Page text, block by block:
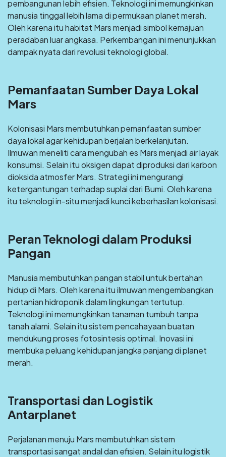
pembangunan lebih efisien. Teknologi ini memungkinkan
manusia tinggal lebih lama di permukaan planet merah.
Oleh karena itu habitat Mars menjadi simbol kemajuan
peradaban luar angkasa. Perkembangan ini menunjukkan
dampak nyata dari revolusi teknologi global.
Pemanfaatan Sumber Daya Lokal
Mars
Kolonisasi Mars membutuhkan pemanfaatan sumber
daya lokal agar kehidupan berjalan berkelanjutan.
Ilmuwan meneliti cara mengubah es Mars menjadi air layak
konsumsi. Selain itu oksigen dapat diproduksi dari karbon
dioksida atmosfer Mars. Strategi ini mengurangi
ketergantungan terhadap suplai dari Bumi. Oleh karena
itu teknologi in-situ menjadi kunci keberhasilan kolonisasi.
Peran Teknologi dalam Produksi
Pangan
Manusia membutuhkan pangan stabil untuk bertahan
hidup di Mars. Oleh karena itu ilmuwan mengembangkan
pertanian hidroponik dalam lingkungan tertutup.
Teknologi ini memungkinkan tanaman tumbuh tanpa
tanah alami. Selain itu sistem pencahayaan buatan
mendukung proses fotosintesis optimal. Inovasi ini
membuka peluang kehidupan jangka panjang di planet
merah.
Transportasi dan Logistik
Antarplanet
Perjalanan menuju Mars membutuhkan sistem
transportasi sangat andal dan efisien. Selain itu logistik